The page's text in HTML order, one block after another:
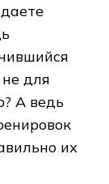
для
А ведь
их